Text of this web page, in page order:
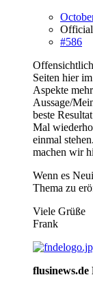
#586
Seiten hier
Aspekte
Aussage/
beste
Mal
einmal
machen wir
Wenn es
Thema zu
Viele Grüße
Frank
flusinews.de